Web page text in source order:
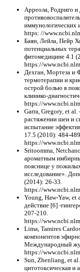
Арреола, Родриго
иммунологических
https: //
Баян, Лейла, Пейр
потенциальных
фитомедицине 4.1
https://
Дехган, Мортеза и
термотерапии и
острой болью в
клинико-
https://
Garra, Gregory, et
растяжении шеи и
испытание
17.5 (2010): 484-
https://
Sritoomma,
ароматным
пояснице у
исследование».
(2014): 26-33.
https://
Young, Haw-Yaw, et
действие [6] -
207-210.
https://
Lima, Tamires
компонентов
Международный
https://
Sun, Zhenliang, et
цитотоксическая и